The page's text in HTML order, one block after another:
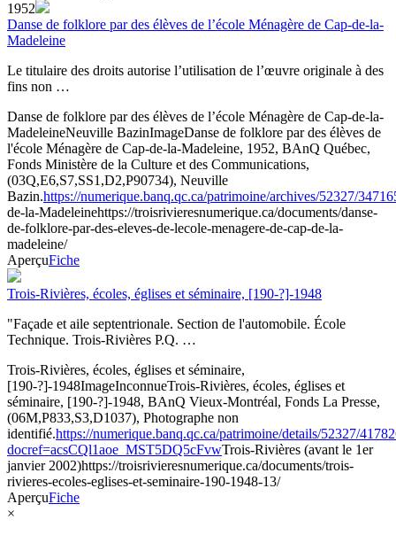
1952
Danse de folklore par des élèves de l’école Ménagère de Cap-de-la-
Madeleine
Le titulaire des droits autorise l’utilisation de l’œuvre originale à des
fins non …
Danse de folklore par des élèves de l’école Ménagère de Cap-de-la-
MadeleineNeuville BazinImageDanse de folklore par des élèves de
l'école Ménagère de Cap-de-la-Madeleine, 1952, BAnQ Québec,
Fonds Ministère de la Culture et des Communications,
(03Q,E6,S7,SS1,D2,P90734), Neuville
Bazin.https://numerique.banq.qc.ca/patrimoine/archives/52327/
de-la-Madeleinehttps://troisrivieresnumerique.ca/documents/danse-
de-folklore-par-des-eleves-de-lecole-menagere-de-cap-de-la-
madeleine/
AperçuFiche
Trois-Rivières, écoles, églises et séminaire, [190-?]-1948
"Façade et aile septentrionale. Section de l'automobile. École
Technique. Trois-Rivières P.Q. …
Trois-Rivières, écoles, églises et séminaire,
[190-?]-1948ImageInconnueTrois-Rivières, écoles, églises et
séminaire, [190-?]-1948, BAnQ Vieux-Montréal, Fonds La Presse,
(06M,P833,S3,D1037), Photographe non
identifié.https://numerique.banq.qc.ca/patrimoine/details/52327/
docref=acsCQl1aoe_MST5DQ5cFvwTrois-Rivières (avant le 1er
janvier 2002)https://troisrivieresnumerique.ca/documents/trois-
rivieres-ecoles-eglises-et-seminaire-190-1948-13/
AperçuFiche
×